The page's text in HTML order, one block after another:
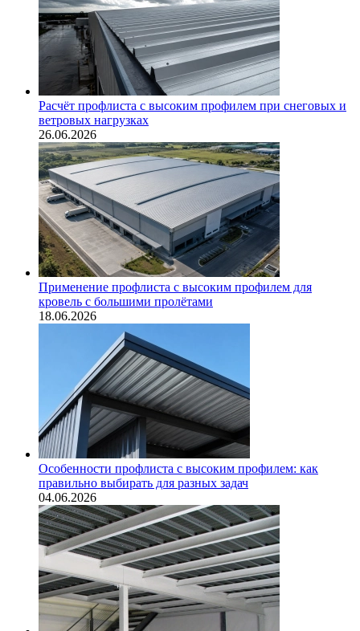
Расчёт профлиста с высоким профилем при снеговых и
ветровых нагрузках
26.06.2026
Применение профлиста с высоким профилем для
кровель с большими пролётами
18.06.2026
Особенности профлиста с высоким профилем: как
правильно выбирать для разных задач
04.06.2026